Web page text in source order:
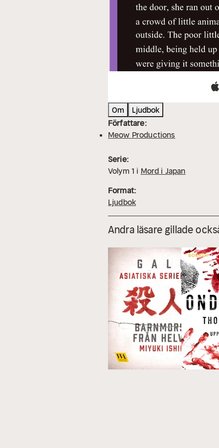
Om
Ljudbok
Författare:
Meow Productions
Serie:
Volym 1 i Mord i Japan
Format:
Ljudbok
Andra läsare gillade